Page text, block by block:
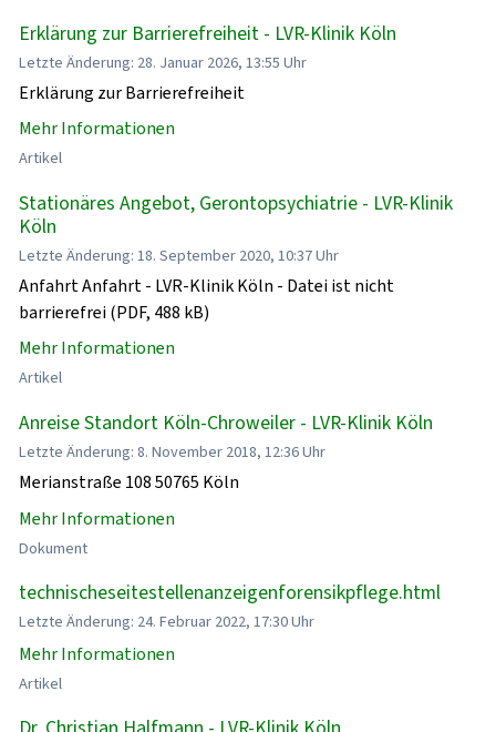
Erklärung zur Barrierefreiheit - LVR-Klinik Köln
Letzte Änderung: 28. Januar 2026, 13:55 Uhr
Erklärung zur Barrierefreiheit
Mehr Informationen
Artikel
Stationäres Angebot, Gerontopsychiatrie - LVR-Klinik
Köln
Letzte Änderung: 18. September 2020, 10:37 Uhr
Anfahrt Anfahrt - LVR-Klinik Köln - Datei ist nicht
barrierefrei (PDF, 488 kB)
Mehr Informationen
Artikel
Anreise Standort Köln-Chroweiler - LVR-Klinik Köln
Letzte Änderung: 8. November 2018, 12:36 Uhr
Merianstraße 108 50765 Köln
Mehr Informationen
Dokument
technischeseitestellenanzeigenforensikpflege.html
Letzte Änderung: 24. Februar 2022, 17:30 Uhr
Mehr Informationen
Artikel